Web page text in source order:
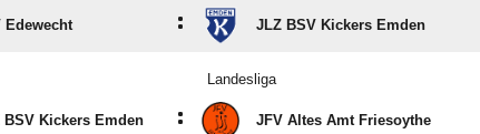
Edewecht : JLZ BSV Kickers Emden
Landesliga
BSV Kickers Emden : JFV Altes Amt Friesoythe